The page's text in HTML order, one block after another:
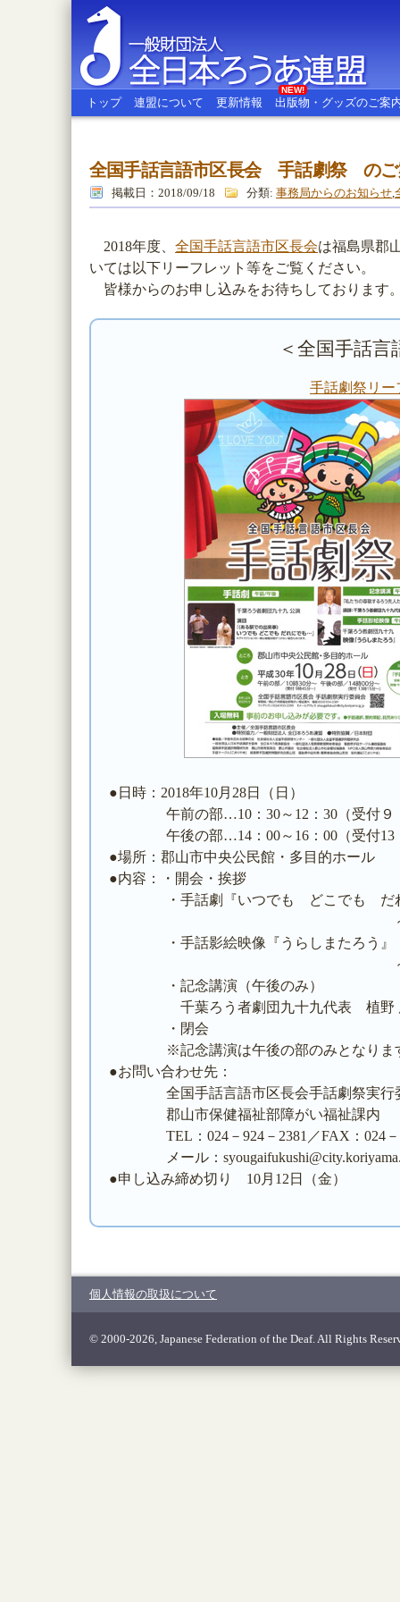
全日本ろうあ連盟
トップ 連盟について 更新情報 出版物・グッズのご案
NEW!
全国手話言語市区長会 手話劇祭 のご
掲載日：2018/09/18 分類: 事務局からのお知らせ,
2018年度、 全国手話言語市区長会は福島県郡
いては以下リーフレット等をご覧ください。
皆様からのお申し込みをお待ちしております
＜全国手話言
手話劇祭リー
●日時：2018年10月28日（日）
午前の部…10：30～12：30（受付９
午後の部…14：00～16：00（受付13
●場所：郡山市中央公民館・多目的ホール
●内容：・開会・挨拶
・手話劇『いつでも どこでも だ
～公演 千葉ろう
・手話影絵映像『うらしまたろう』
～映像 千葉ろう
・記念講演（午後のみ）
千葉ろう者劇団九十九代表 植野
・閉会
※記念講演は午後の部のみとなりま
●お問い合わせ先：
全国手話言語市区長会手話劇祭実行
郡山市保健福祉部障がい福祉課内
TEL：024－924－2381／FAX：024－
メール：
●申し込み締め切り 10月12日（金）
個人情報の取扱について
© 2000-2026, Japanese Federation of the Deaf. All Rights